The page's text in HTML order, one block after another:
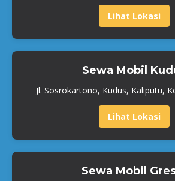
Lihat Lokasi
Sewa Mobil
Jl. Sosrokartono, Kudus, Kaliputu,
Lihat Lokasi
Sewa Mobil